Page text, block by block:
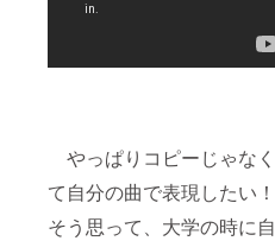
やっぱりコピーじゃなく
て自分の曲で表現したい！
そう思って、大学の時に自